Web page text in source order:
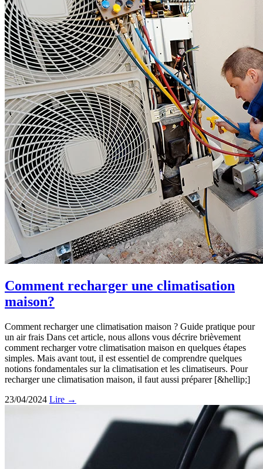
Comment recharger une climatisation
maison?
Comment recharger une climatisation maison ? Guide pratique pour
un air frais Dans cet article, nous allons vous décrire brièvement
comment recharger votre climatisation maison en quelques étapes
simples. Mais avant tout, il est essentiel de comprendre quelques
notions fondamentales sur la climatisation et les climatiseurs. Pour
recharger une climatisation maison, il faut aussi préparer [&hellip;]
23/04/2024 Lire →